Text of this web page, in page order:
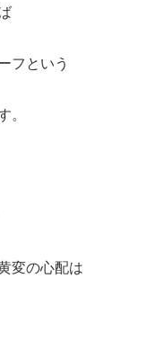
フという
。
変の心配は